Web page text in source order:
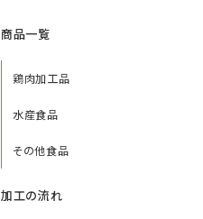
商品一覧
鶏肉加工品
水産食品
その他食品
加工の流れ